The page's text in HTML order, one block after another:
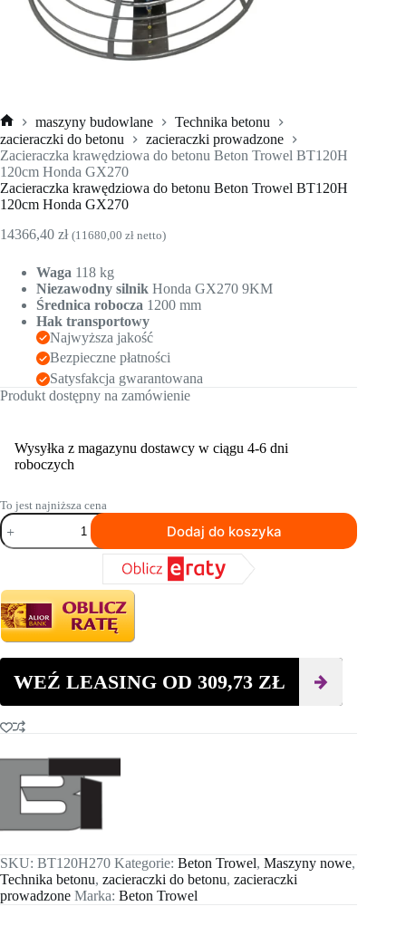
Strona
główna
maszyny budowlane
Technika betonu
zacieraczki do betonu
zacieraczki prowadzone
Zacieraczka krawędziowa do betonu Beton Trowel BT120H
120cm Honda GX270
Zacieraczka krawędziowa do betonu Beton Trowel BT120H
120cm Honda GX270
14366,40 zł (11680,00 zł netto)
Waga 118 kg
Niezawodny silnik Honda GX270 9KM
Średnica robocza 1200 mm
Hak transportowy
Najwyższa jakość
Bezpieczne płatności
Satysfakcja gwarantowana
Produkt dostępny na zamówienie
Wysyłka z magazynu dostawcy w ciągu 4-6 dni
roboczych
To jest najniższa cena
ilość
Zacieraczka
krawędziowa
Beton
Trowel
BT120H
120cm
Honda
GX270
Dodaj do koszyka
WEŹ LEASING OD 309,73 ZŁ
SKU: BT120H270 Kategorie: Beton Trowel, Maszyny nowe,
Technika betonu, zacieraczki do betonu, zacieraczki
prowadzone Marka: Beton Trowel